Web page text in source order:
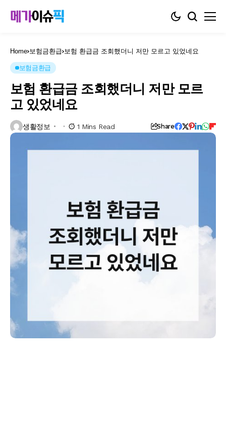
Home 보험금환급 보험 환급금 조회했더니 저만 모르고 있었네요
보험금환급
보험 환급금 조회했더니 저만 모르
고 있었네요
생활정보 1 Mins Read Share